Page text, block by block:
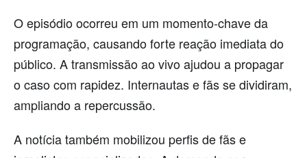
O episódio ocorreu em um momento-chave da
programação, causando forte reação imediata do
público. A transmissão ao vivo ajudou a propagar
o caso com rapidez. Internautas e fãs se dividiram,
ampliando a repercussão.
A notícia também mobilizou perfis de fãs e